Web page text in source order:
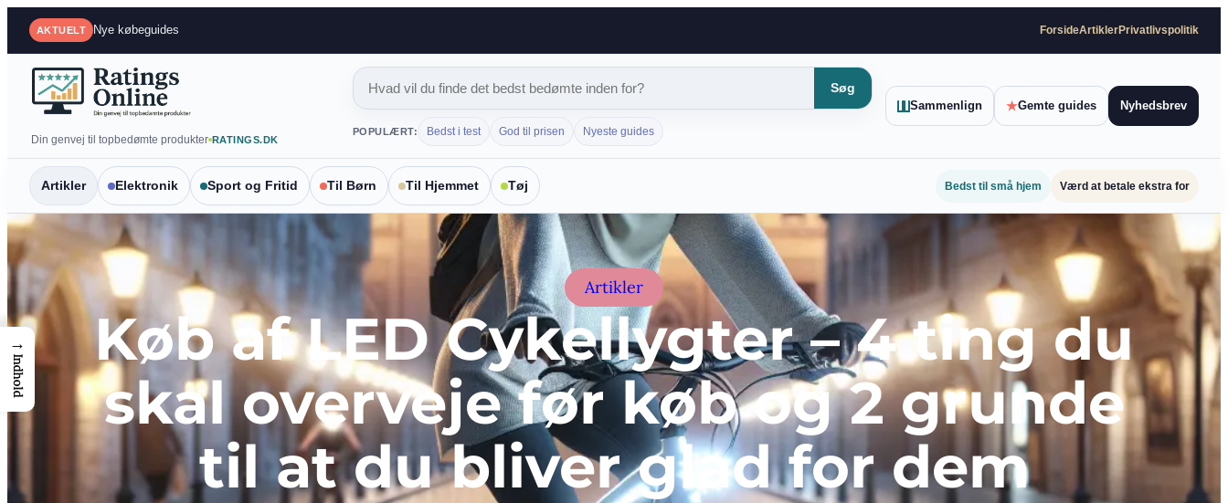
Spring
til
indhold
AKTUELT Mest sammenlignede produkter ForsideArtiklerPrivatlivspolitik
Din genvej til topbedømte produkter RATINGS.DK
Søg
POPULÆRT: Bedst i test God til prisen Nyeste guides
Sammenlign ★Gemte guides Nyhedsbrev
Artikler Elektronik Sport og Fritid Til Børn Til Hjemmet Tøj Bedst til små hjem Værd at betale ekstra for
Artikler
Køb af LED Cykellygter – 4 ting du
skal overveje før køb og 2 grunde
til at du bliver glad for dem
→
Indhold